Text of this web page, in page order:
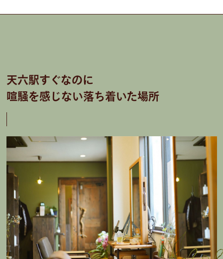
天六駅すぐなのに
喧騒を感じない落ち着いた場所